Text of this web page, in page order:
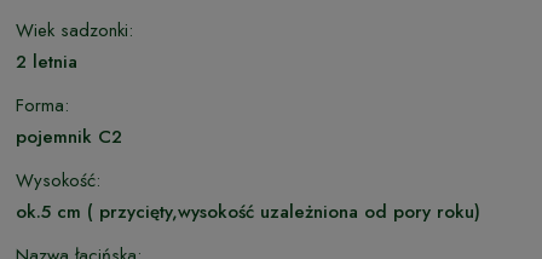
Wiek sadzonki:
2 letnia
Forma:
pojemnik C2
Wysokość:
ok.5 cm ( przycięty,wysokość uzależniona od pory roku)